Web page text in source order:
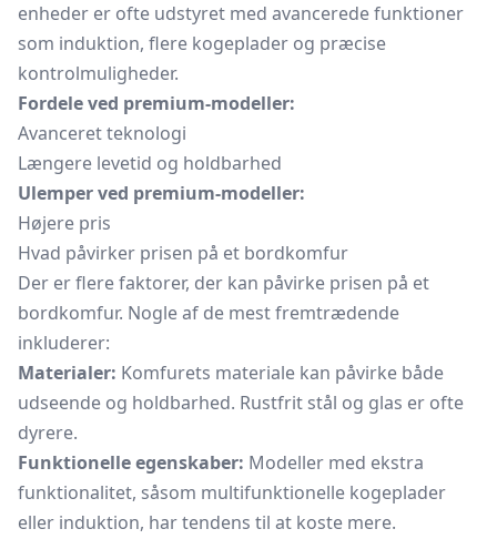
enheder er ofte udstyret med avancerede funktioner
som induktion, flere kogeplader og præcise
kontrolmuligheder.
Fordele ved premium-modeller:
Avanceret teknologi
Længere levetid og holdbarhed
Ulemper ved premium-modeller:
Højere pris
Hvad påvirker prisen på et bordkomfur
Der er flere faktorer, der kan påvirke prisen på et
bordkomfur. Nogle af de mest fremtrædende
inkluderer:
Materialer: Komfurets materiale kan påvirke både
udseende og holdbarhed. Rustfrit stål og glas er ofte
dyrere.
Funktionelle egenskaber: Modeller med ekstra
funktionalitet, såsom multifunktionelle kogeplader
eller induktion, har tendens til at koste mere.